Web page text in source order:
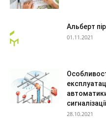
Альберт
01.11.2021
28.10.2021